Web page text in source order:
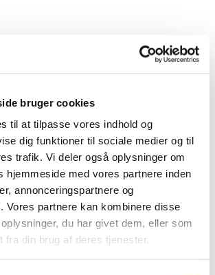
bruger cookies
til at tilpasse vores indhold og
dig funktioner til sociale medier og til
trafik. Vi deler også oplysninger om
hjemmeside med vores partnere inden
annonceringspartnere og
Vores partnere kan kombinere disse
du har givet dem, eller som
fra din brug af deres tjenester.
Buejægere (FADB)